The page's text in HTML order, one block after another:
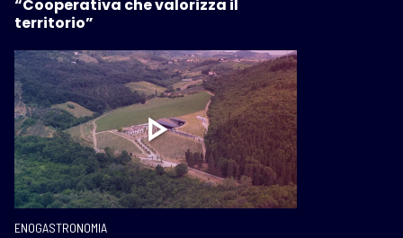
“Cooperativa che valorizza il
territorio”
ENOGASTRONOMIA